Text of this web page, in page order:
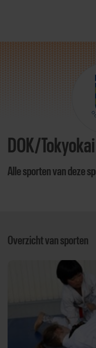
DOK/
Alle sporten van deze
Overzicht van sporten